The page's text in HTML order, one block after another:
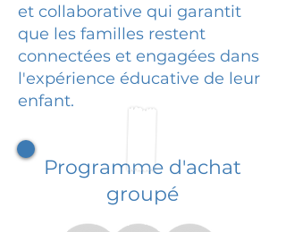
et collaborative qui garantit
que les familles restent
connectées et engagées dans
l'expérience éducative de leur
enfant.
Programme d'achat
groupé